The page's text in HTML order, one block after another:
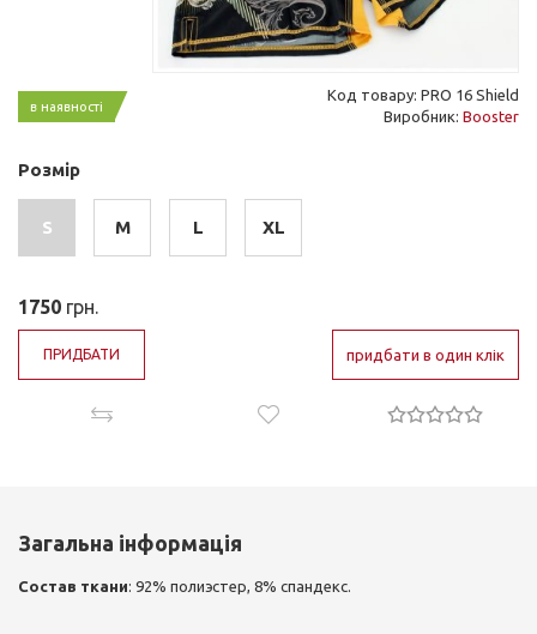
в наявності
Код товару: PRO 16 Shield
Виробник: Booster
Розмір
S M L XL
1750 грн.
ПРИДБАТИ придбати в один клік
Загальна інформація
Состав ткани: 92% полиэстер, 8% спандекс.